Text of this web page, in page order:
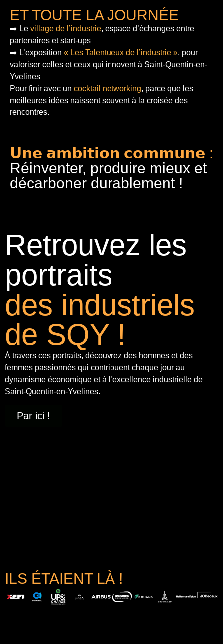
ET TOUTE LA JOURNÉE
➡️ Le village de l’industrie, espace d’échanges entre
partenaires et start-ups
➡️ L’exposition « Les Talentueux de l’industrie », pour
valoriser celles et ceux qui innovent à Saint-Quentin-en-
Yvelines
Pour finir avec un cocktail networking, parce que les
meilleures idées naissent souvent à la croisée des
rencontres.
𝗨𝗻𝗲 𝗮𝗺𝗯𝗶𝘁𝗶𝗼𝗻 𝗰𝗼𝗺𝗺𝘂𝗻𝗲 :
Réinventer, produire mieux et
décarboner durablement !
Retrouvez les
portraits
des industriels
de SQY !
À travers ces portraits, découvrez des hommes et des
femmes passionnés qui contribuent chaque jour au
dynamisme économique et à l’excellence industrielle de
Saint-Quentin-en-Yvelines.
Par ici !
ILS ÉTAIENT LÀ !